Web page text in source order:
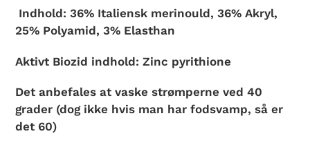
Indhold: 36% Italiensk merinould, 36% Akryl,
25% Polyamid, 3% Elasthan
Aktivt Biozid indhold: Zinc pyrithione
Det anbefales at vaske strømperne ved 40
grader (dog ikke hvis man har fodsvamp, så er
det 60)